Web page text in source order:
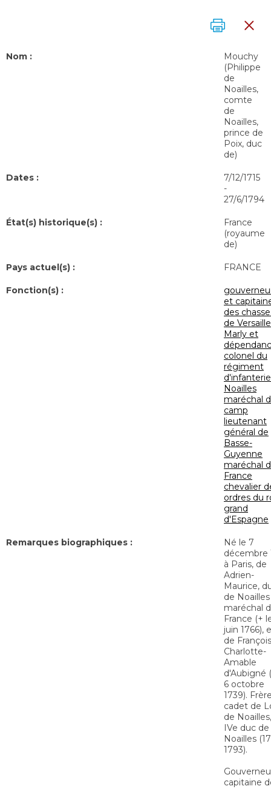
Nom :
Mouchy
(Philippe
de
Noailles,
comte
de
Noailles,
prince de
Poix, duc
de)
Dates :
7/12/1715
-
27/6/1794
État(s) historique(s) :
France
(royaume
de)
Pays actuel(s) : FRANCE
Fonction(s) :
et
des
de
Marly et
colonel du
régiment
d'infanterie
Noailles
maréchal
camp
lieutenant
général de
Basse-
Guyenne
maréchal
France
chevalier
ordres du
grand
d'Espagne
Remarques biographiques :
Né le 7
décembre
à Paris, de
Adrien-
Maurice,
de
maréchal
France (+
juin 1766),
de
Charlotte-
Amable
d'Aubigné
6 octobre
1739).
cadet de
de Noailles,
IVe duc de
Noailles
1793).
capitaine